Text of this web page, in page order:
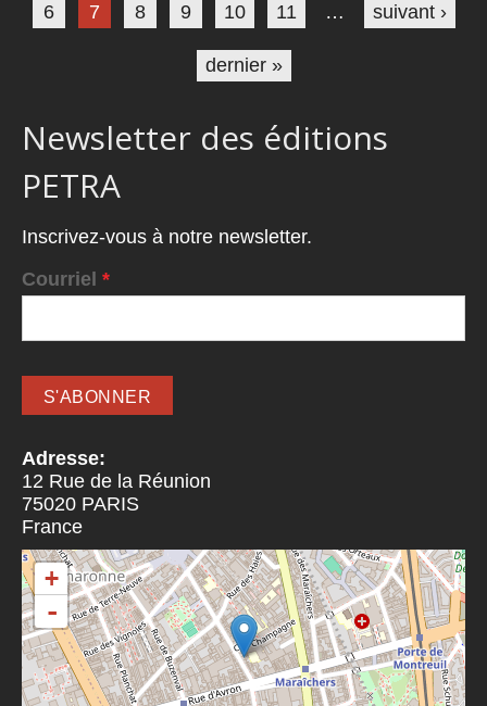
6 7 8 9 10 11 … suivant ›
dernier »
Newsletter des éditions
PETRA
Inscrivez-vous à notre newsletter.
Courriel *
Adresse:
12 Rue de la Réunion
75020 PARIS
France
+
-